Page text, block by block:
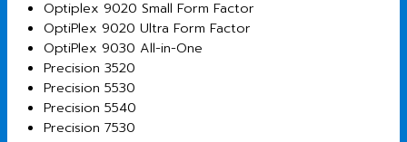
Optiplex 9020 Small Form Factor
OptiPlex 9020 Ultra Form Factor
OptiPlex 9030 All-in-One
Precision 3520
Precision 5530
Precision 5540
Precision 7530